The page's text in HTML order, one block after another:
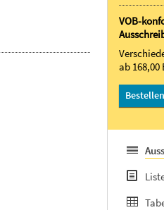
VOB-
ab 168,00
Bestellen